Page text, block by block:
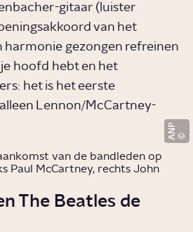
gitaar (luister
van het
harmonie gezongen refreinen
hoofd hebt en het
het is het eerste
Lennon/McCartney-
ANP
van de bandleden op
Paul McCartney, rechts John
The Beatles de